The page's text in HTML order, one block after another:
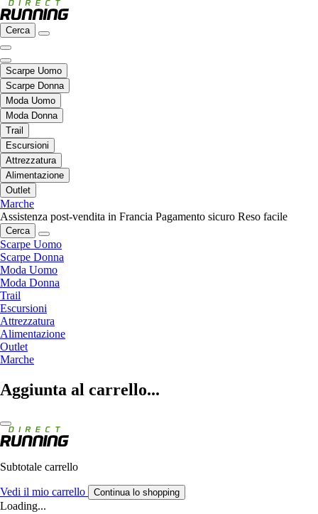
Cerca
Scarpe Uomo
Scarpe Donna
Moda Uomo
Moda Donna
Trail
Escursioni
Attrezzatura
Alimentazione
Outlet
Marche
Assistenza post-vendita in Francia Pagamento sicuro Reso facile
Cerca
Scarpe Uomo
Scarpe Donna
Moda Uomo
Moda Donna
Trail
Escursioni
Attrezzatura
Alimentazione
Outlet
Marche
Aggiunta al carrello...
Subtotale carrello
Vedi il mio carrello Continua lo shopping
Loading...